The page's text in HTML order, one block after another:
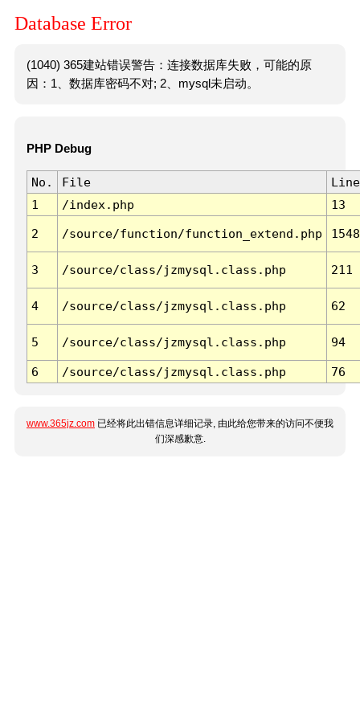
Database Error
(1040) 365建站错误警告：连接数据库失败，可能的原
因：1、数据库密码不对; 2、mysql未启动。
PHP Debug
No. File
Line
1
/index.php 13
2 /source/function/function_extend.php 1548
3 /source/class/jzmysql.class.php 211
4 /source/class/jzmysql.class.php 62
5 /source/class/jzmysql.class.php 94
6 /source/class/jzmysql.class.php 76
www.365jz.com 已经将此出错信息详细记录, 由此给您带来的访问不便我
们深感歉意.